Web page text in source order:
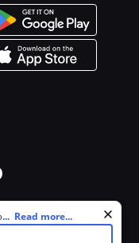
and personalize
use of cookies as
... Read more...